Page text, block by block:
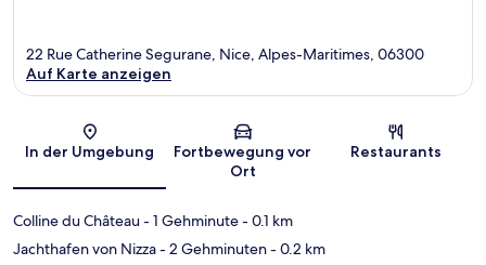
Karte
22 Rue Catherine Segurane, Nice, Alpes-Maritimes, 06300
Auf Karte anzeigen
In der Umgebung
Fortbewegung vor
Ort
Restaurants
Colline du Château- 1 Gehminute- 0.1 km
Jachthafen von Nizza- 2 Gehminuten- 0.2 km